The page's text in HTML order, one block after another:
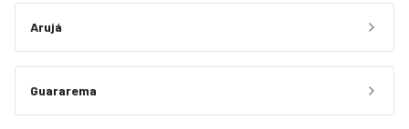
Arujá
Guararema